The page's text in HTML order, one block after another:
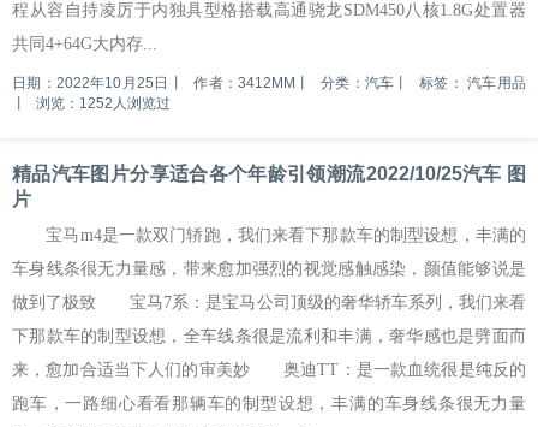
程从容自持凌厉于内独具型格搭载高通骁龙SDM450八核1.8G处置器
共同4+64G大内存...
日期：2022年10月25日 作者：3412MM 分类：汽车 标签：汽车用品
浏览：1252人浏览过
精品汽车图片分享适合各个年龄引领潮流2022/10/25汽车 图
片
宝马m4是一款双门轿跑，我们来看下那款车的制型设想，丰满的
车身线条很无力量感，带来愈加强烈的视觉感触感染，颜值能够说是
做到了极致 宝马7系：是宝马公司顶级的奢华轿车系列，我们来看
下那款车的制型设想，全车线条很是流利和丰满，奢华感也是劈面而
来，愈加合适当下人们的审美妙 奥迪TT：是一款血统很是纯反的
跑车，一路细心看看那辆车的制型设想，丰满的车身线条很无力量